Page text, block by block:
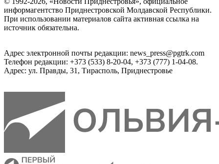
информагентство Приднестровской Молдавской Республики.
При использовании материалов сайта активная ссылка на
источник обязательна.
Адрес электронной почты редакции: news_press@pgtrk.com
Телефон редакции: +373 (533) 8-20-04, +373 (777) 1-04-08.
Адрес: ул. Правды, 31, Тирасполь, Приднестровье